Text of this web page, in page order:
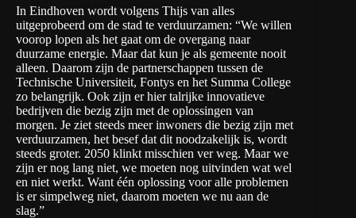
In Eindhoven wordt volgens Thijs van alles
uitgeprobeerd om de stad te verduurzamen: “We willen
voorop lopen als het gaat om de overgang naar
duurzame energie. Maar dat kun je als gemeente nooit
alleen. Daarom zijn de partnerschappen tussen de
Technische Universiteit, Fontys en het Summa College
zo belangrijk. Ook zijn er hier talrijke innovatieve
bedrijven die bezig zijn met de oplossingen van
morgen. Je ziet steeds meer inwoners die bezig zijn met
verduurzamen, het besef dat dit noodzakelijk is, wordt
steeds groter. 2050 klinkt misschien ver weg. Maar we
zijn er nog lang niet, we moeten nog uitvinden wat wel
en niet werkt. Want één oplossing voor alle problemen
is er simpelweg niet, daarom moeten we nu aan de
slag.”